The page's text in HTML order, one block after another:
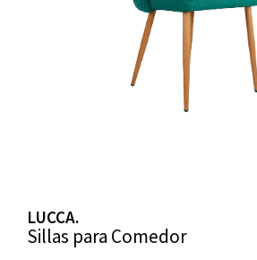
LUCCA.
Sillas para Comedor